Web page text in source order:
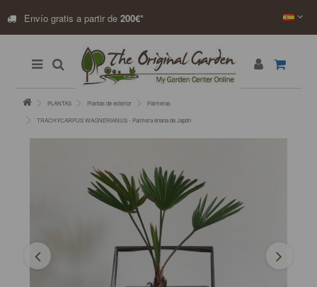
Envío gratis a partir de 200€*
PLANTAS Plantas de exterior Palmeras
TRACHYCARPUS WAGNERIANUS - Palmera enana de Japón